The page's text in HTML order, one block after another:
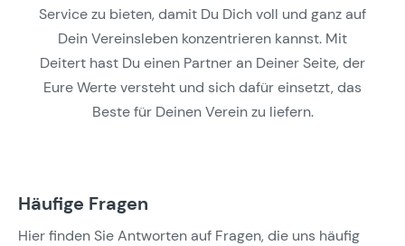
Service zu bieten, damit Du Dich voll und ganz auf
Dein Vereinsleben konzentrieren kannst. Mit
Deitert hast Du einen Partner an Deiner Seite, der
Eure Werte versteht und sich dafür einsetzt, das
Beste für Deinen Verein zu liefern.
Häufige Fragen
Hier finden Sie Antworten auf Fragen, die uns häufig